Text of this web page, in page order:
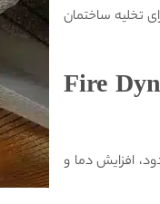
تخلیه ساختمان
(Fire
افزایش دما و